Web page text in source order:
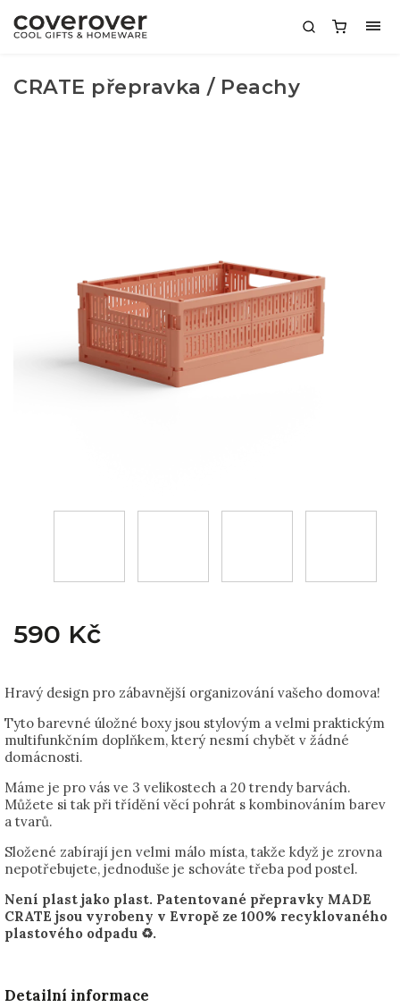
CRATE přepravka / Peachy
590 Kč
Hravý design pro zábavnější organizování vašeho domova!
Tyto barevné úložné boxy jsou stylovým a velmi praktickým
multifunkčním doplňkem, který nesmí chybět v žádné
domácnosti.
Máme je pro vás ve 3 velikostech a 20 trendy barvách.
Můžete si tak při třídění věcí pohrát s kombinováním barev
a tvarů.
Složené zabírají jen velmi málo místa, takže když je zrovna
nepotřebujete, jednoduše je schováte třeba pod postel.
Není plast jako plast. Patentované přepravky MADE
CRATE jsou vyrobeny v Evropě ze 100% recyklovaného
plastového odpadu ♻️.
Detailní informace